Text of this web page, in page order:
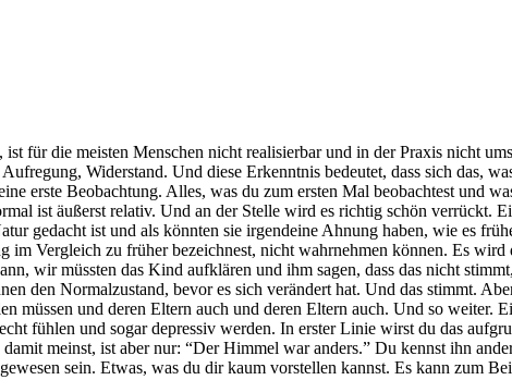
für die meisten Menschen nicht realisierbar und in der Praxis nicht
Widerstand. Und diese Erkenntnis bedeutet, dass sich das,
erste Beobachtung. Alles, was du zum ersten Mal beobachtest und
ist äußerst relativ. Und an der Stelle wird es richtig schön verrückt.
gedacht ist und als könnten sie irgendeine Ahnung haben, wie es
Vergleich zu früher bezeichnest, nicht wahrnehmen können. Es wird
wir müssten das Kind aufklären und ihm sagen, dass das nicht
den Normalzustand, bevor es sich verändert hat. Und das stimmt.
müssen und deren Eltern auch und deren Eltern auch. Und so weiter.
fühlen und sogar depressiv werden. In erster Linie wirst du das
meinst, ist aber nur: “Der Himmel war anders.” Du kennst ihn
sein. Etwas, was du dir kaum vorstellen kannst. Es kann zum